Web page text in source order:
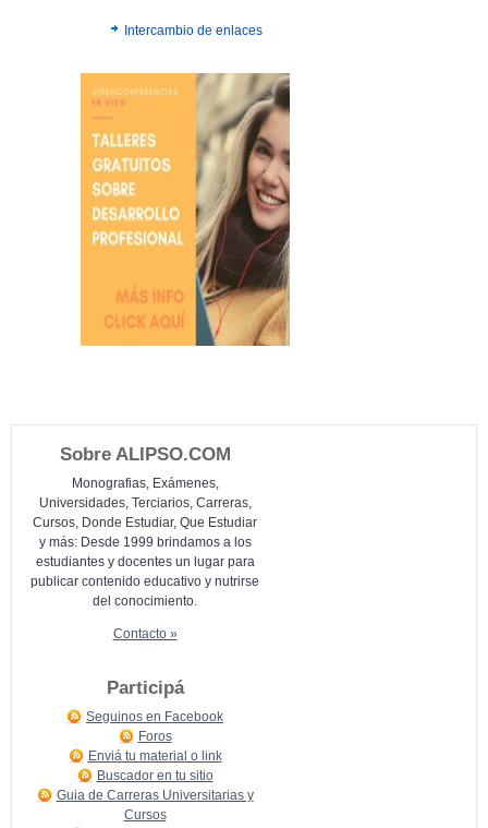
Intercambio de enlaces
Sobre ALIPSO.COM
Monografias, Exámenes,
Universidades, Terciarios, Carreras,
Cursos, Donde Estudiar, Que Estudiar
y más: Desde 1999 brindamos a los
estudiantes y docentes un lugar para
publicar contenido educativo y nutrirse
del conocimiento.
Contacto »
Participá
Seguinos en Facebook
Foros
Enviá tu material o link
Buscador en tu sitio
Guia de Carreras Universitarias y
Cursos